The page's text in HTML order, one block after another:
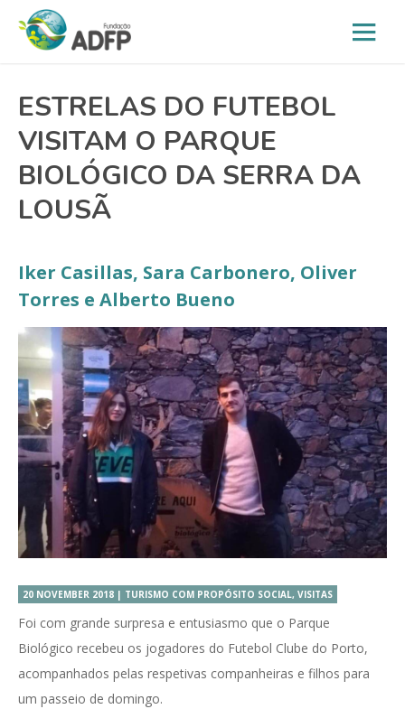
ESTRELAS DO FUTEBOL
VISITAM O PARQUE
BIOLÓGICO DA SERRA DA
LOUSÃ
Iker Casillas, Sara Carbonero, Oliver
Torres e Alberto Bueno
20 NOVEMBER 2018 | TURISMO COM PROPÓSITO SOCIAL, VISITAS
Foi com grande surpresa e entusiasmo que o Parque
Biológico recebeu os jogadores do Futebol Clube do Porto,
acompanhados pelas respetivas companheiras e filhos para
um passeio de domingo.